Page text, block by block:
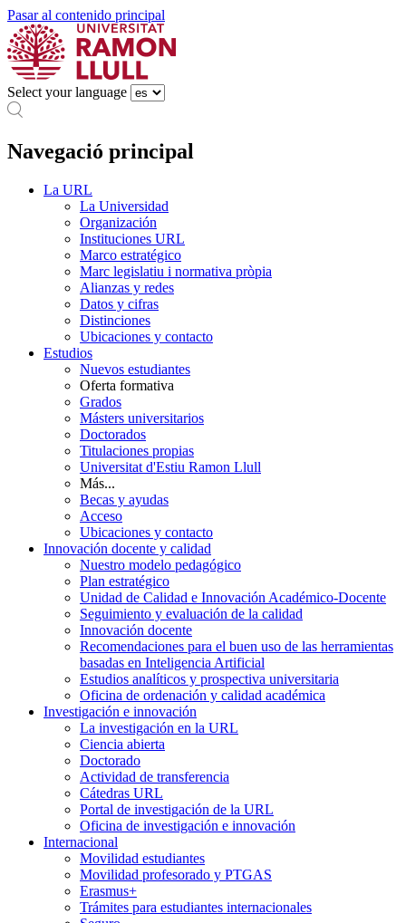
Pasar al contenido principal
Select your language
Navegació principal
La URL
La Universidad
Organización
Instituciones URL
Marco estratégico
Marc legislatiu i normativa pròpia
Alianzas y redes
Datos y cifras
Distinciones
Ubicaciones y contacto
Estudios
Nuevos estudiantes
Oferta formativa
Grados
Másters universitarios
Doctorados
Titulaciones propias
Universitat d'Estiu Ramon Llull
Más...
Becas y ayudas
Acceso
Ubicaciones y contacto
Innovación docente y calidad
Nuestro modelo pedagógico
Plan estratégico
Unidad de Calidad e Innovación Académico-Docente
Seguimiento y evaluación de la calidad
Innovación docente
Recomendaciones para el buen uso de las herramientas
basadas en Inteligencia Artificial
Estudios analíticos y prospectiva universitaria
Oficina de ordenación y calidad académica
Investigación e innovación
La investigación en la URL
Ciencia abierta
Doctorado
Actividad de transferencia
Cátedras URL
Portal de investigación de la URL
Oficina de investigación e innovación
Internacional
Movilidad estudiantes
Movilidad profesorado y PTGAS
Erasmus+
Trámites para estudiantes internacionales